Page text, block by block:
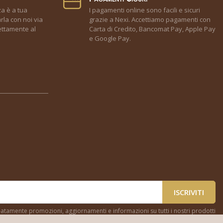
è a tua
con noi via
al
I pagamenti online sono facili e sicuri
grazie a Nexi. Accettiamo pagamenti con
Carta di Credito, Bancomat Pay, Apple Pay
e Google Pay.
ISCRIVITI
promozioni, aggiornamenti e informazioni su tutti i nostri prodotti